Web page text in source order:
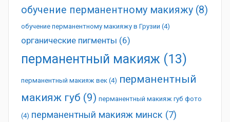
обучение перманентному макияжу (8)
обучение перманентному макияжу в Грузии (4)
органические пигменты (6)
перманентный макияж (13)
перманентный макияж век (4) перманентный
макияж губ (9) перманентный макияж губ фото
(4) перманентный макияж минск (7)